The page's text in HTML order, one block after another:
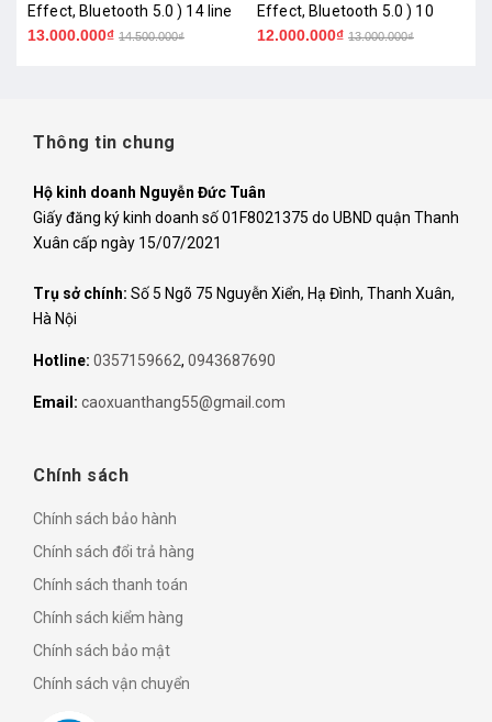
Effect, Bluetooth 5.0 ) 14 line
13.000.000₫ 14.500.000₫
Effect, Bluetooth 5.0 ) 10
Line
12.000.000₫ 13.000.000₫
Thông tin chung
Hộ kinh doanh Nguyễn Đức Tuân
Giấy đăng ký kinh doanh số 01F8021375 do UBND quận Thanh
Xuân cấp ngày 15/07/2021
Trụ sở chính: Số 5 Ngõ 75 Nguyễn Xiển, Hạ Đình, Thanh Xuân,
Hà Nội
Hotline: 0357159662, 0943687690
Email: caoxuanthang55@gmail.com
Chính sách
Chính sách bảo hành
Chính sách đổi trả hàng
Chính sách thanh toán
Chính sách kiểm hàng
Chính sách bảo mật
Chính sách vận chuyển